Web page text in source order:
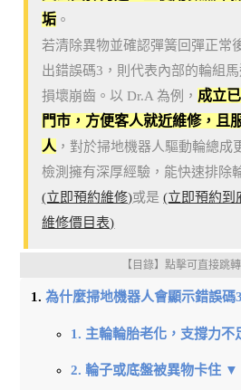
垢 。
若清除異物並確認彈簧回彈正常
出錯誤碼3，則代表內部的輪組
損壞崩齒。以 Dr.A 為例， 成立
門市，方便客人就近維修，且
人，對於掃地機器人驅動輪總成
檢測擁有深厚經驗，能快速排除
(立即預約維修)或是(立即預約到
維修價目表)
【目錄】點擊可直接跳
為什麼掃地機器人會顯示錯誤
1. 主輪輪胎老化，支撐力不
2. 輪子或底盤被異物卡住 ▼